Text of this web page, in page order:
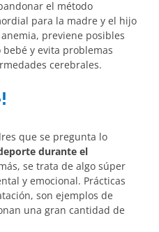
el método
para la madre y el hijo
previene posibles
y evita problemas
cerebrales.
que se pregunta lo
durante el
se trata de algo súper
y emocional. Prácticas
son ejemplos de
una gran cantidad de